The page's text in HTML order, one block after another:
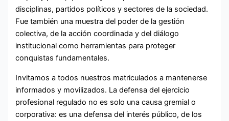
disciplinas, partidos políticos y sectores de la sociedad.
Fue también una muestra del poder de la gestión
colectiva, de la acción coordinada y del diálogo
institucional como herramientas para proteger
conquistas fundamentales.
Invitamos a todos nuestros matriculados a mantenerse
informados y movilizados. La defensa del ejercicio
profesional regulado no es solo una causa gremial o
corporativa: es una defensa del interés público, de los